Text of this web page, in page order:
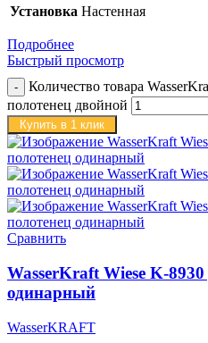
Установка Настенная
Подробнее
Быстрый просмотр
Количество товара
полотенец двойной
Купить в 1 клик
Сравнить
WasserKraft Wiese K-
одинарный
WasserKRAFT